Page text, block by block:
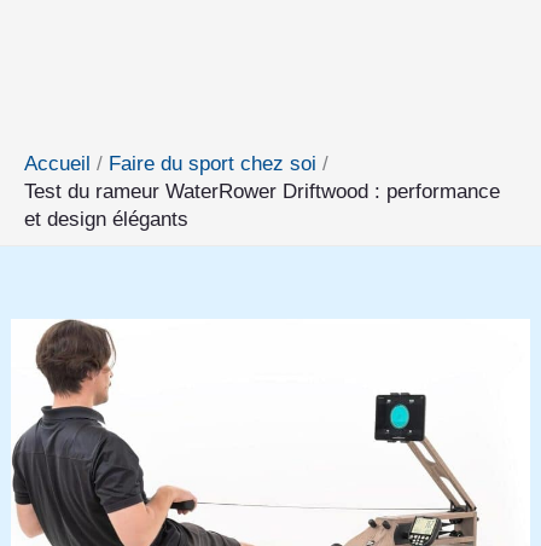
Accueil
Faire du sport chez soi
Test du rameur WaterRower Driftwood : performance
et design élégants